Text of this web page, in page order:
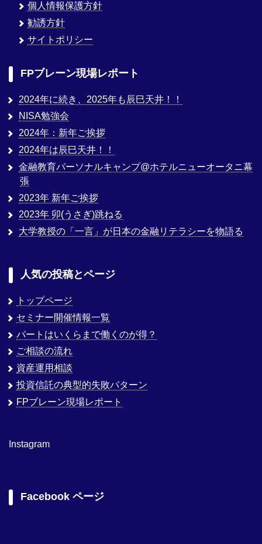
個人情報保護方針
勧誘方針
サイトポリシー
FPブレーン現場レポート
2024年に続き、2025年も辰巳天井！！
NISA勉強会
2024年：新年ご挨拶
2024年は辰巳天井！！
金融教育パーソナルキャンプ@ホテルニューオータニ幕
張
2023年 新年ご挨拶
2023年 卯(うさぎ)跳ねる
大学教授の「一言」が日本の金融リテラシーを物語る
人気の投稿とページ
トップページ
セミナー開催情報一覧
パートはいくらまで働くのが得？
ご相談の流れ
資産運用相談
投資信託の典型的失敗パターン
FPブレーン現場レポート
Instagram
Facebook ページ